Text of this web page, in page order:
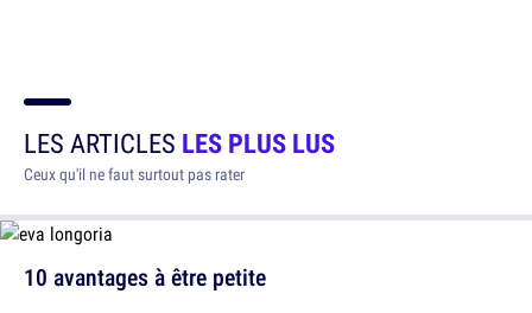
LES ARTICLES LES PLUS LUS
Ceux qu'il ne faut surtout pas rater
10 avantages à être petite